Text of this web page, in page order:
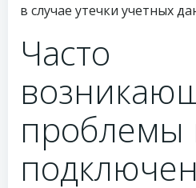
в случае утечки учетных
Часто
проблемы